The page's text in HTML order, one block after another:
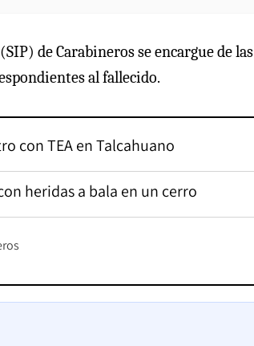
(SIP) de Carabineros se encargue de las
al fallecido.
con TEA en Talcahuano
heridas a bala en un cerro